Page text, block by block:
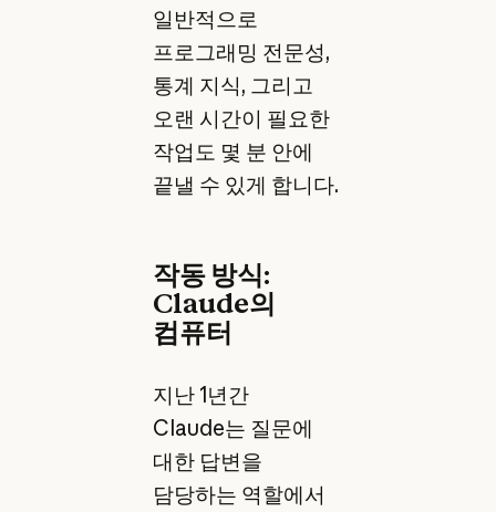
일반적으로
프로그래밍 전문성,
통계 지식, 그리고
오랜 시간이 필요한
작업도 몇 분 안에
끝낼 수 있게 합니다.
작동 방식:
Claude의
컴퓨터
지난 1년간
Claude는 질문에
대한 답변을
담당하는 역할에서